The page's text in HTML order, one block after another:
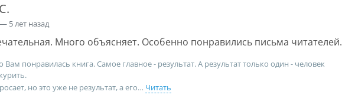
— 5 лет назад
Много объясняет. Особенно понравились письма читателей.
Вам понравилась книга. Самое главное - результат. А результат только один - человек
но это уже не результат, а его
Читать